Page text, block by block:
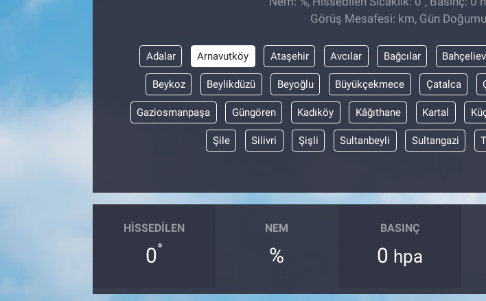
Görüş Mesafesi: km, Gün
Adalar Arnavutköy Ataşehir Avcılar Bağcılar
Beykoz Beylikdüzü Beyoğlu Büyükçekmece Çatalca
Gaziosmanpaşa Güngören Kadıköy Kâğıthane Kartal
Şile Silivri Şişli Sultanbeyli Sultangazi
HISSEDILEN
0°
NEM
%
BASINÇ
0 hpa